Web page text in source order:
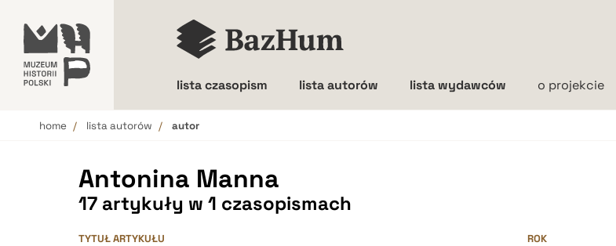
lista czasopism lista autorów lista wydawców o projekcie
home lista autorów autor
Antonina Manna
17 artykuły w 1 czasopismach
TYTUŁ ARTYKUŁU ROK